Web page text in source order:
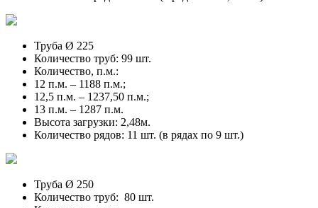
Труба Ø 225
Количество труб: 99 шт.
Количество, п.м.:
12 п.м. – 1188 п.м.;
12,5 п.м. – 1237,50 п.м.;
13 п.м. – 1287 п.м.
Высота загрузки: 2,48м.
Количество рядов: 11 шт. (в рядах по 9 шт.)
Труба Ø 250
Количество труб: 80 шт.